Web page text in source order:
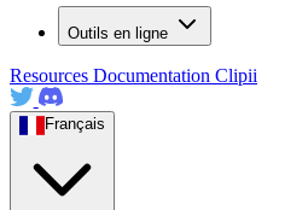
Outils en ligne
Resources Documentation Clipii
Français